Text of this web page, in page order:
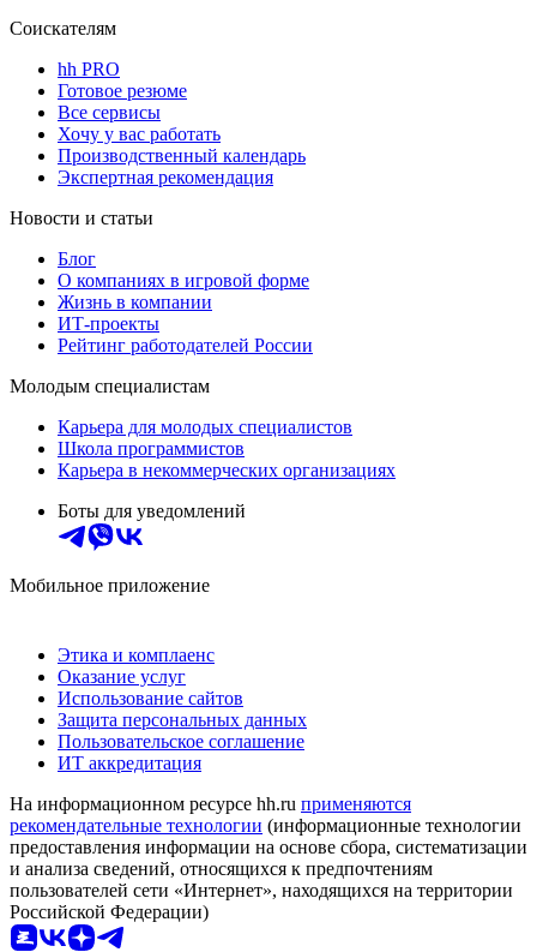
Соискателям
hh PRO
Готовое резюме
Все сервисы
Хочу у вас работать
Производственный календарь
Экспертная рекомендация
Новости и статьи
Блог
О компаниях в игровой форме
Жизнь в компании
ИТ-проекты
Рейтинг работодателей России
Молодым специалистам
Карьера для молодых специалистов
Школа программистов
Карьера в некоммерческих организациях
Боты для уведомлений
Мобильное приложение
Этика и комплаенс
Оказание услуг
Использование сайтов
Защита персональных данных
Пользовательское соглашение
ИТ аккредитация
На информационном ресурсе hh.ru применяются
рекомендательные технологии (информационные технологии
предоставления информации на основе сбора, систематизации
и анализа сведений, относящихся к предпочтениям
пользователей сети «Интернет», находящихся на территории
Российской Федерации)